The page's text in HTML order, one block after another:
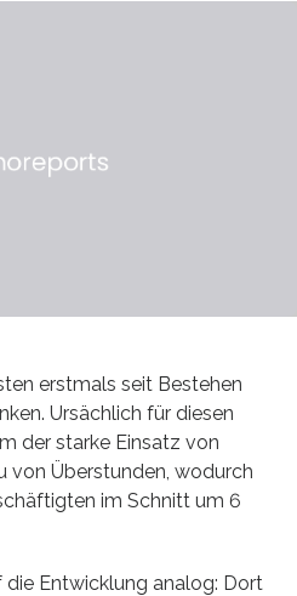
erstmals seit Bestehen
Ursächlich für diesen
der starke Einsatz von
von Überstunden, wodurch
im Schnitt um 6
Entwicklung analog: Dort